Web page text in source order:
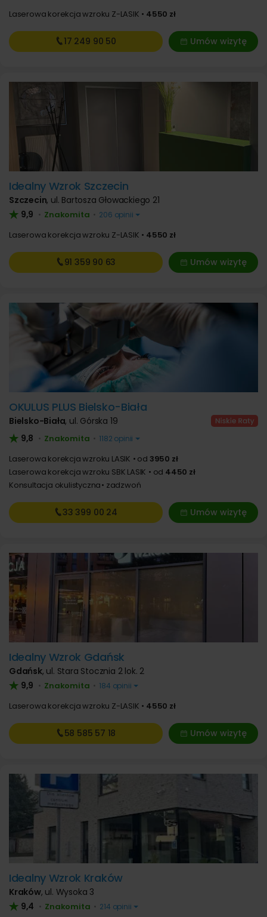
Laserowa korekcja wzroku Z-LASIK 4550 zł
Umów wizytę
17 249 90 50
Idealny Wzrok Szczecin
Szczecin, ul. Bartosza Głowackiego 21
9,9 • Znakomita • 206 opinii
Laserowa korekcja wzroku Z-LASIK 4550 zł
Umów wizytę
91 359 90 63
OKULUS PLUS Bielsko-Biała
Bielsko-Biała, ul. Górska 19
9,8 • Znakomita • 1182 opinii
Laserowa korekcja wzroku LASIK od 3950 zł
Laserowa korekcja wzroku SBK LASIK
od 4450 zł
Konsultacja okulistyczna zadzwoń
Umów wizytę
33 399 00 24
Idealny Wzrok Gdańsk
Gdańsk, ul. Stara Stocznia 2 lok. 2
9,9 • Znakomita • 184 opinii
Laserowa korekcja wzroku Z-LASIK 4550 zł
Umów wizytę
58 585 57 18
Idealny Wzrok Kraków
Kraków, ul. Wysoka 3
9,4 • Znakomita • 214 opinii